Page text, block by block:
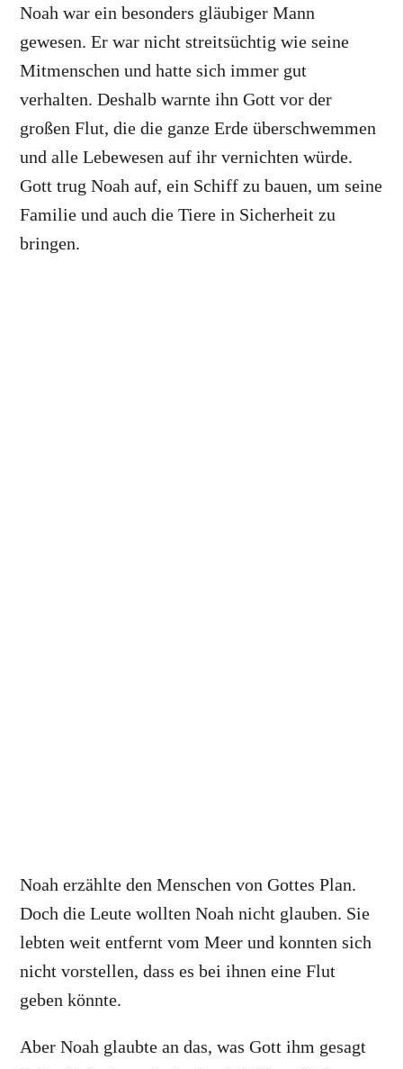
Noah war ein besonders gläubiger Mann
gewesen. Er war nicht streitsüchtig wie seine
Mitmenschen und hatte sich immer gut
verhalten. Deshalb warnte ihn Gott vor der
großen Flut, die die ganze Erde überschwemmen
und alle Lebewesen auf ihr vernichten würde.
Gott trug Noah auf, ein Schiff zu bauen, um seine
Familie und auch die Tiere in Sicherheit zu
bringen.
Noah erzählte den Menschen von Gottes Plan.
Doch die Leute wollten Noah nicht glauben. Sie
lebten weit entfernt vom Meer und konnten sich
nicht vorstellen, dass es bei ihnen eine Flut
geben könnte.
Aber Noah glaubte an das, was Gott ihm gesagt